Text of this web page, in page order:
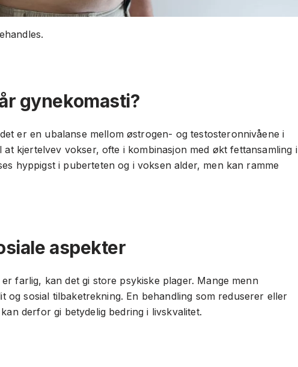
gynekomasti?
er en ubalanse mellom østrogen- og testosteronnivåene i
kjertelvev vokser, ofte i kombinasjon med økt fettansamling i
hyppigst i puberteten og i voksen alder, men kan ramme
aspekter
farlig, kan det gi store psykiske plager. Mange menn
og sosial tilbaketrekning. En behandling som reduserer eller
derfor gi betydelig bedring i livskvalitet.